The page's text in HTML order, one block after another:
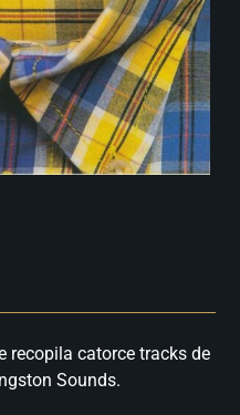
recopila catorce tracks de
Sounds.